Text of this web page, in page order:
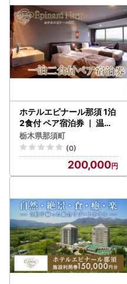
ホテルエピナール那須 1泊
2食付 ペア宿泊券 ｜ 温泉
〔I-10〕
栃木県那須町
(0)
200,000